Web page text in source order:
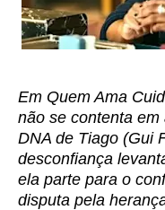
Em Quem Ama
não se contenta
DNA de Tiago (Gui
desconfiança
ela parte para o
disputa pela